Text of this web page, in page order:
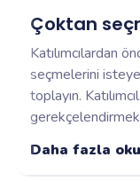
Çoktan
Katılımcılardan
seçmelerini
toplayın.
Daha fazla oku